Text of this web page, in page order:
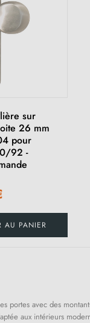
sur
26 mm
pour
92 -
AU PANIER
portes avec des
aux intérieurs